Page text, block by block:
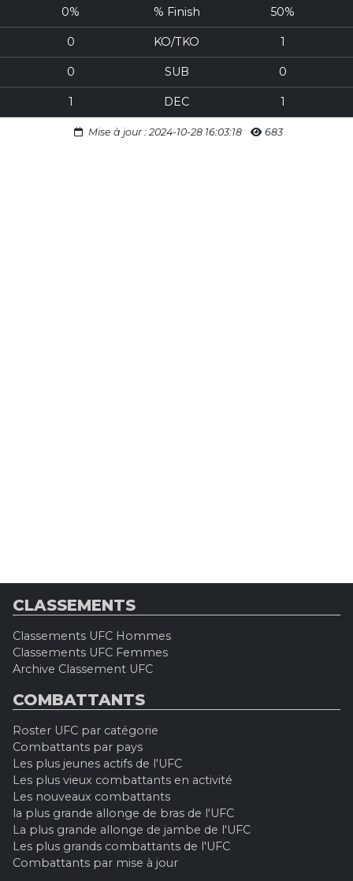
0% % Finish 50%
0 KO/TKO 1
0 SUB 0
1 DEC 1
Mise à jour : 2024-10-28 16:03:18 683
CLASSEMENTS
Classements UFC Hommes
Classements UFC Femmes
Archive Classement UFC
COMBATTANTS
Roster UFC par catégorie
Combattants par pays
Les plus jeunes actifs de l'UFC
Les plus vieux combattants en activité
Les nouveaux combattants
la plus grande allonge de bras de l'UFC
La plus grande allonge de jambe de l'UFC
Les plus grands combattants de l'UFC
Combattants par mise à jour